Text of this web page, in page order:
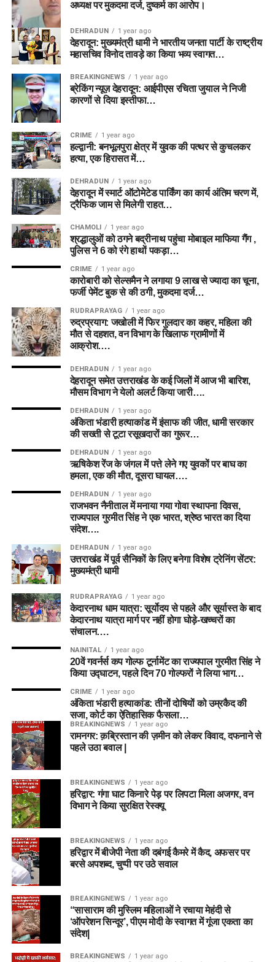
अध्यक्ष पर मुकदमा दर्ज, दुष्कर्म का आरोप।
DEHRADUN 1 year ago
देहरादून: मुख्यमंत्री धामी ने भारतीय जनता पार्टी के राष्ट्रीय
महासचिव विनोद तावड़े का किया भव्य स्वागत…
BREAKINGNEWS 1 year ago
ब्रेकिंग न्यूज़ देहरादून: आईपीएस रचिता जुयाल ने निजी
कारणों से दिया इस्तीफा…
CRIME 1 year ago
हल्द्वानी: बनभूलपुरा क्षेत्र में युवक की पत्थर से कुचलकर
हत्या, एक हिरासत में…
DEHRADUN 1 year ago
देहरादून में स्मार्ट ऑटोमेटेड पार्किंग का कार्य अंतिम चरण में,
ट्रैफिक जाम से मिलेगी राहत…
CHAMOLI 1 year ago
श्रद्धालुओं को ठगने बद्रीनाथ पहुंचा मोबाइल माफिया गैंग ,
पुलिस ने 6 को रंगे हाथों पकड़ा…
CRIME 1 year ago
कारोबारी को सेल्समैन ने लगाया 9 लाख से ज्यादा का चूना,
फर्जी पेमेंट बुक से की ठगी, मुकदमा दर्ज…
RUDRAPRAYAG 1 year ago
रुद्रप्रयाग: जखोली में फिर गुलदार का कहर, महिला की
मौत से दहशत, वन विभाग के खिलाफ ग्रामीणों में
आक्रोश….
DEHRADUN 1 year ago
देहरादून समेत उत्तराखंड के कई जिलों में आज भी बारिश,
मौसम विभाग ने येलो अलर्ट किया जारी….
DEHRADUN 1 year ago
अंकिता भंडारी हत्याकांड में इंसाफ की जीत, धामी सरकार
की सख्ती से टूटा रसूखदारों का गुरूर…
DEHRADUN 1 year ago
ऋषिकेश रेंज के जंगल में पत्ते लेने गए युवकों पर बाघ का
हमला, एक की मौत, दूसरा घायल….
DEHRADUN 1 year ago
राजभवन नैनीताल में मनाया गया गोवा स्थापना दिवस,
राज्यपाल गुरमीत सिंह ने एक भारत, श्रेष्ठ भारत का दिया
संदेश….
DEHRADUN 1 year ago
उत्तराखंड में पूर्व सैनिकों के लिए बनेगा विशेष ट्रेनिंग सेंटर:
मुख्यमंत्री धामी
RUDRAPRAYAG 1 year ago
केदारनाथ धाम यात्रा: सूर्योदय से पहले और सूर्यास्त के बाद
केदारनाथ यात्रा मार्ग पर नहीं होगा घोड़े-खच्चरों का
संचालन….
NAINITAL 1 year ago
20वें गवर्नर्स कप गोल्फ टूर्नामेंट का राज्यपाल गुरमीत सिंह ने
किया उद्घाटन, पहले दिन 70 गोल्फरों ने लिया भाग…
CRIME 1 year ago
अंकिता भंडारी हत्याकांड: तीनों दोषियों को उम्रकैद की
सजा, कोर्ट का ऐतिहासिक फैसला…
BREAKINGNEWS 1 year ago
रामनगर: क़ब्रिस्तान की ज़मीन को लेकर विवाद, दफनाने से
पहले उठा बवाल |
BREAKINGNEWS 1 year ago
हरिद्वार: गंगा घाट किनारे पेड़ पर लिपटा मिला अजगर, वन
विभाग ने किया सुरक्षित रेस्क्यू
BREAKINGNEWS 1 year ago
हरिद्वार में बीजेपी नेता की दबंगई कैमरे में कैद, अफसर पर
बरसे अपशब्द, चुप्पी पर उठे सवाल
BREAKINGNEWS 1 year ago
“सासाराम की मुस्लिम महिलाओं ने रचाया मेहंदी से
‘ऑपरेशन सिन्दूर’, पीएम मोदी के स्वागत में गूंजा एकता का
संदेश|
BREAKINGNEWS 1 year ago